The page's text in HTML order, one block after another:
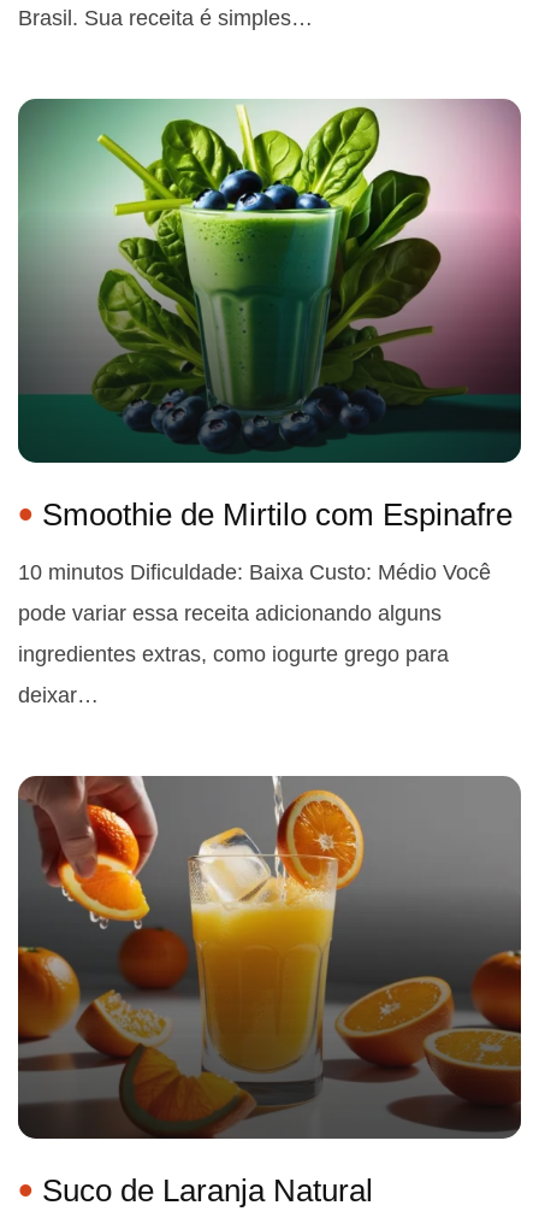
Brasil. Sua receita é simples…
Smoothie de Mirtilo com Espinafre
10 minutos Dificuldade: Baixa Custo: Médio Você
pode variar essa receita adicionando alguns
ingredientes extras, como iogurte grego para
deixar…
Suco de Laranja Natural